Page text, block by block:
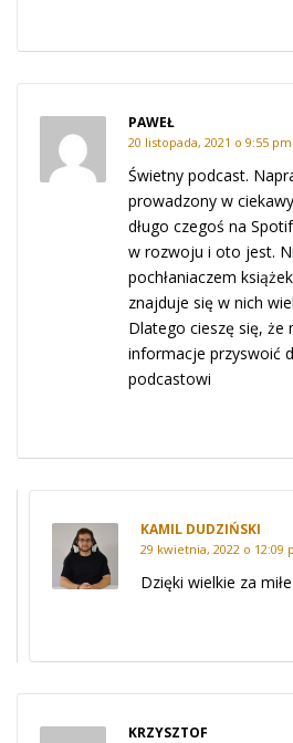
PAWEŁ
20 listopada, 2021 o 9:55 pm
Świetny podcast.
prowadzony w
długo czegoś na
w rozwoju i oto jest.
pochłaniaczem
znajduje się w nich
Dlatego cieszę się, że
informacje przyswoić
podcastowi
KAMIL DUDZIŃSKI
29 kwietnia, 2022 o 12:09
Dzięki wielkie za
KRZYSZTOF